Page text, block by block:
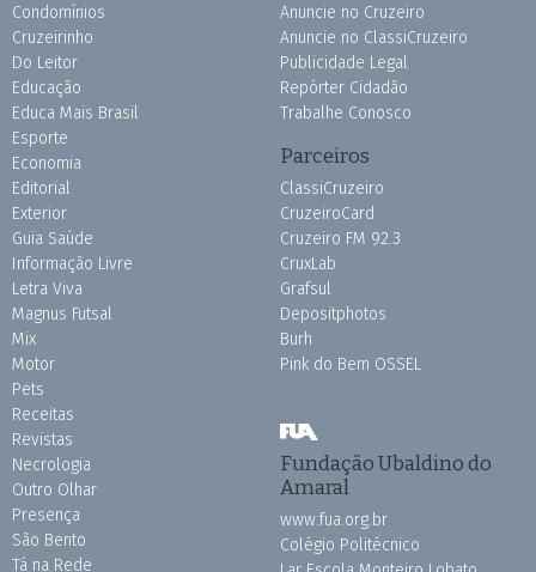
Condomínios
Cruzeirinho
Do Leitor
Educação
Educa Mais Brasil
Esporte
Economia
Editorial
Exterior
Guia Saúde
Informação Livre
Letra Viva
Magnus Futsal
Mix
Motor
Pets
Receitas
Revistas
Necrologia
Outro Olhar
Presença
São Bento
Tá na Rede
Anuncie no Cruzeiro
Anuncie no ClassiCruzeiro
Publicidade Legal
Repórter Cidadão
Trabalhe Conosco
Parceiros
ClassiCruzeiro
CruzeiroCard
Cruzeiro FM 92.3
CruxLab
Grafsul
Depositphotos
Burh
Pink do Bem OSSEL
Fundação Ubaldino do
Amaral
www.fua.org.br
Colégio Politécnico